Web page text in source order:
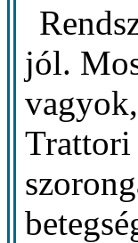
jól.
Trattori